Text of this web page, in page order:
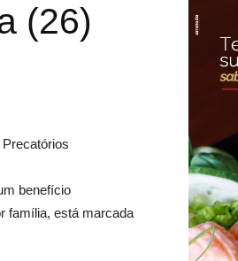
(26)
benefício
família, está marcada